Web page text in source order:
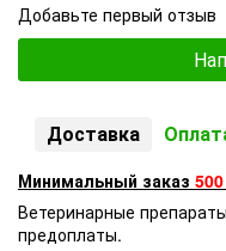
Добавьте первый отзыв
Доставка
Минимальный заказ
Ветеринарные
предоплаты.